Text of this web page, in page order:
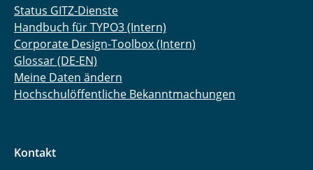
Status GITZ-Dienste
Handbuch für TYPO3 (Intern)
Corporate Design-Toolbox (Intern)
Glossar (DE-EN)
Meine Daten ändern
Hochschulöffentliche Bekanntmachungen
Kontakt